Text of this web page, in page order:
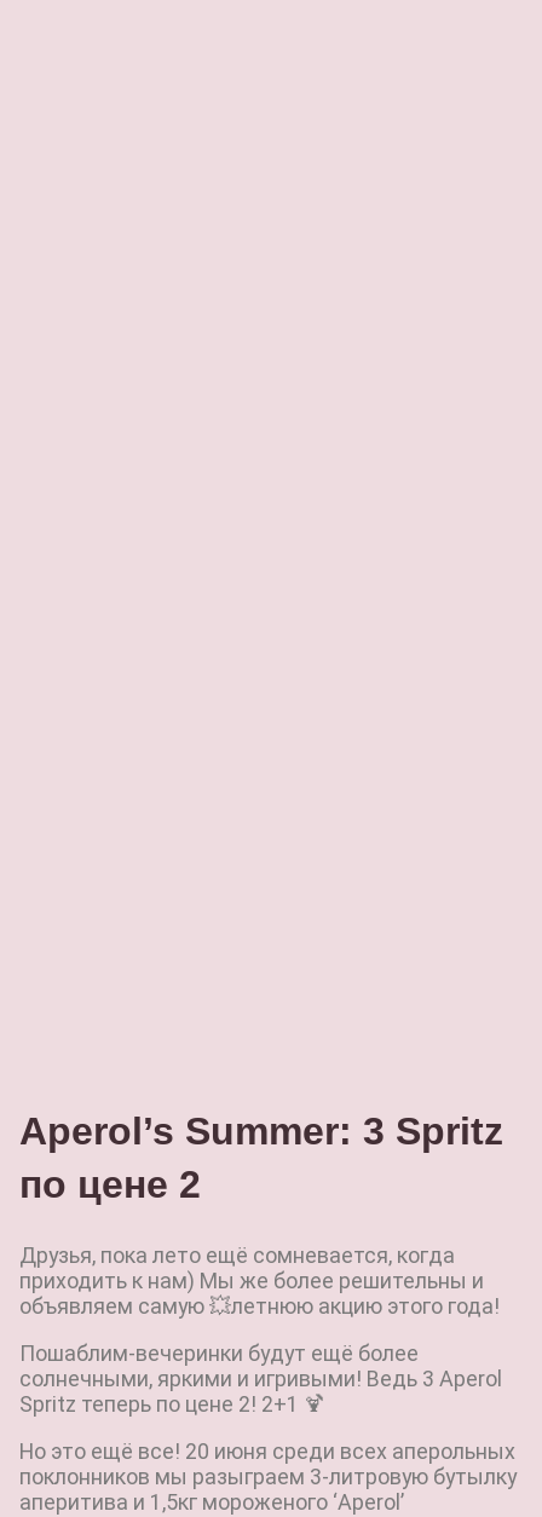
Aperol’s Summer: 3 Spritz
по цене 2
Друзья, пока лето ещё сомневается, когда
приходить к нам) Мы же более решительны и
объявляем самую 💥летнюю акцию этого года!
Пошаблим-вечеринки будут ещё более
солнечными, яркими и игривыми! Ведь 3 Aperol
Spritz теперь по цене 2! 2+1 🍹
Но это ещё все! 20 июня среди всех аперольных
поклонников мы разыграем 3-литровую бутылку
аперитива и 1,5кг мороженого ‘Aperol’